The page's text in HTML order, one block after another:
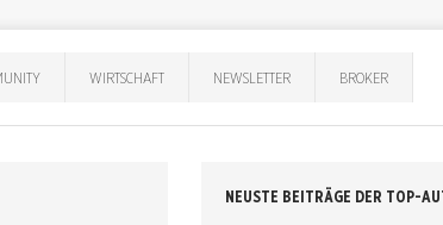
WIRTSCHAFT NEWSLETTER BROKER
NEUSTE BEITRÄGE DER TOP-